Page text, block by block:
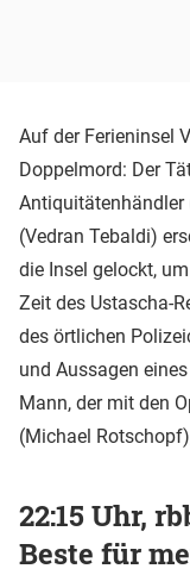
Auf der Ferieninsel
Doppelmord: Der
Antiquitätenhändler
(Vedran Tebaldi)
die Insel gelockt,
Zeit des Ustascha-
des örtlichen
und Aussagen
Mann, der mit den
(Michael
22:15 Uhr,
Beste für